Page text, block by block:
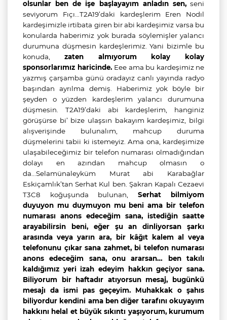
olsunlar ben de işe başlayayım anladın sen,seni
seviyorum Fıçı…T2A19’daki kardeşlerim Eren Nodıl
kardeşimizle irtibata giren bir abi kardeşimiz varsa bu
konularda haberimiz yok burada söylemişler yalancı
durumuna düşmesin kardeşlerimiz. Yani bizimle bu
konuda, zaten almıyorum kolay kolay
sponsorlarımız haricinde. Eee ama bu kardeşimiz ne
yazmış çarşamba günü oradayız canlı yayında radyo
başından ayrılma demiş. Haberimiz yok böyle bir
şeyden o yüzden kardeşlerim yalancı durumuna
düşmesin. T2A19’daki abi kardeşlerim, hanginiz
görüşürse bi’ bize ulaşsın bakayım kardeşimiz, bilgi
alışverişinde bulunalım, mahcup duruma
düşmelerini tabii ki istemeyiz. Ama ona, kardeşimize
ulaşabileceğimiz bir telefon numarası olmadığından
dolayı en azından mahcup olmasın o
da...Selamünaleyküm Murat abi Karabağlar
Eskiçamlık’tan Serhat Kul ben. Şakran Kapalı Cezaevi
T3C8 koğuşunda bulunan, Serhat bilmiyom
duyuyon mu duymuyon mu beni ama bir telefon
numarası anons edeceğim sana, istediğin saatte
arayabilirsin beni, eğer şu an dinliyorsan şarkı
arasında veya yarın ara, bir kâğıt kalem al veya
telefonunu çıkar sana zahmet, bi telefon numarası
anons edeceğim sana, onu ararsan… ben takılı
kaldığımız yeri izah edeyim hakkın geçiyor sana.
Biliyorum bir haftadır atıyorsun mesaj, bugünkü
mesajı da ismi pas geçeyim. Muhakkak o şahıs
biliyordur kendini ama ben diğer tarafını okuyayım
hakkını helal et büyük sıkıntı yaşıyorum, kurumum